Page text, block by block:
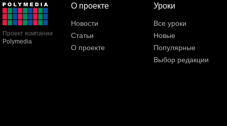
Проект компании
Polymedia
О проекте
Новости
Статьи
О проекте
Уроки
Все уроки
Новые
Популярные
Выбор редакции